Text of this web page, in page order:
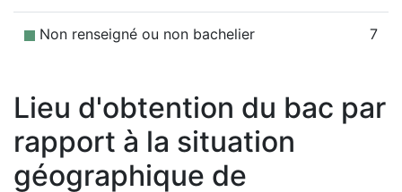
Non renseigné ou non bachelier 7
Lieu d'obtention du bac par
rapport à la situation
géographique de